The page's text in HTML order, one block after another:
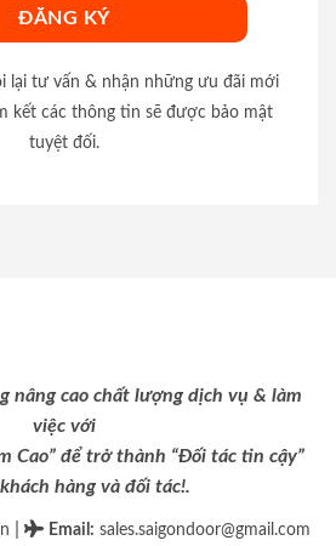
lại tư vấn & nhận những ưu đãi mới
kết các thông tin sẽ được bảo mật
tuyệt đối.
nâng cao chất lượng dịch vụ & làm
việc với
Cao” để trở thành “Đối tác tin cậy”
hàng và đối tác!.
Email : sales.saigondoor@gmail.com